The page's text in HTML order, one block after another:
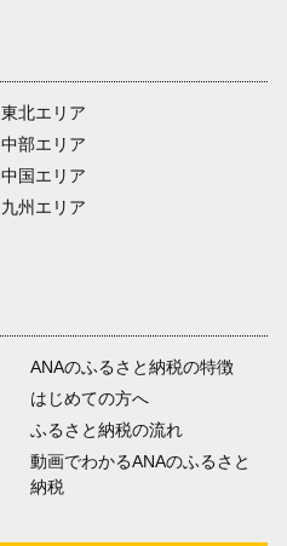
東北エリア
中部エリア
中国エリア
九州エリア
ANAのふるさと納税の特徴
はじめての方へ
ふるさと納税の流れ
動画でわかるANAのふるさと
納税